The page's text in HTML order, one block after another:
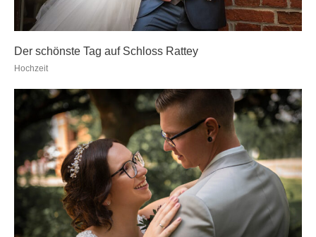
Der schönste Tag auf Schloss Rattey
Hochzeit